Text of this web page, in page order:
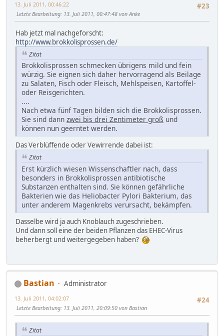
#23
13. Juli 2011, 00:46:22
Letzte Bearbeitung: 13. Juli 2011, 00:47:48 von Anke
Hab jetzt mal nachgeforscht:
http://www.brokkolisprossen.de/
Zitat
Brokkolisprossen schmecken übrigens mild und fein
würzig. Sie eignen sich daher hervorragend als Beilage
zu Salaten, Fisch oder Fleisch, Mehlspeisen, Kartoffel-
oder Reisgerichten.
....
Nach etwa fünf Tagen bilden sich die Brokkolisprossen.
Sie sind dann zwei bis drei Zentimeter groß und
können nun geerntet werden.
Das Verblüffende oder Vewirrende dabei ist:
Zitat
Erst kürzlich wiesen Wissenschaftler nach, dass
besonders in Brokkolisprossen antibiotische
Substanzen enthalten sind. Sie können gefährliche
Bakterien wie das Heliobacter Pylori Bakterium, das
unter anderem Magenkrebs verursacht, bekämpfen.
Dasselbe wird ja auch Knoblauch zugeschrieben.
Und dann soll eine der beiden Pflanzen das EHEC-Virus
beherbergt und weitergegeben haben?
Bastian
Administrator
#24
13. Juli 2011, 04:02:07
Letzte Bearbeitung: 13. Juli 2011, 20:09:50 von Bastian
Zitat